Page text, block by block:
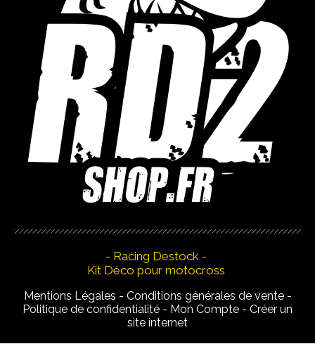
- Racing Destock -
Kit Déco pour motocross
Mentions Légales
Conditions générales de vente
Politique de confidentialité
Mon Compte
Créer un
site internet